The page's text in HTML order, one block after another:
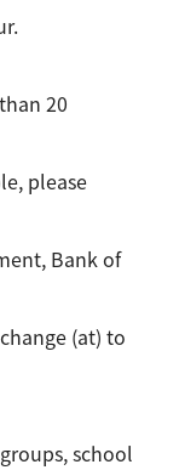
20
please
Bank of
(at) to
school